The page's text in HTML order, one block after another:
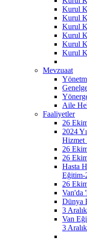
Kurul
Kurul
Kurul
Kurul
Kurul
Kurul
Mevzuaat
Aile
Faaliyetler
26
2024
Hizmet
26
26
Hasta
Eğitim-
26
Van'da
Dünya
3
Van
3